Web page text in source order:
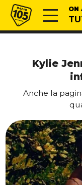
Vai al contenuto
Radio 105 ON
Kylie
Anche la